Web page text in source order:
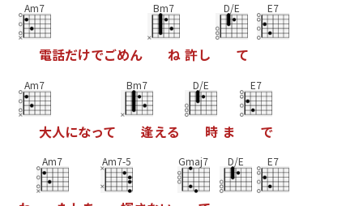
Am7
電話だけでごめん
Bm7
ね 許し
D/E
て
E7
Am7
大人になって
Bm7
逢える
D/E
時 ま
E7
で
Am7 Am7-5 Gmaj7 D/E E7